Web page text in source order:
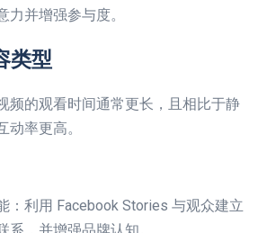
并增强参与度。
类型
频的观看时间通常更长，且相比于静
动率更高。
：利用 Facebook Stories 与观众建立